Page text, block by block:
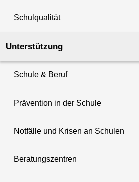
Schulqualität
Unterstützung
Schule & Beruf
Prävention in der Schule
Notfälle und Krisen an Schulen
Beratungszentren